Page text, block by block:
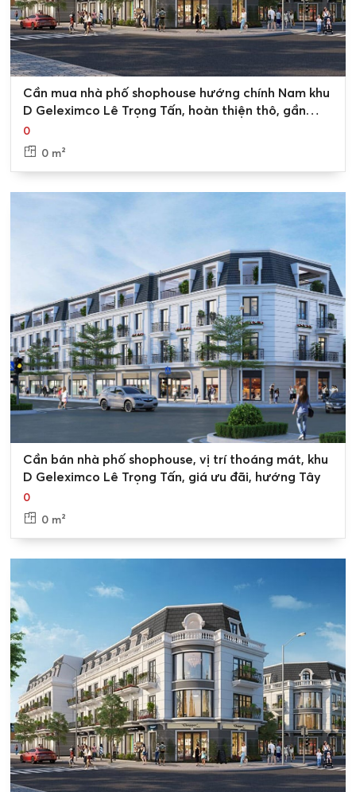
Cần mua nhà phố shophouse hướng chính Nam khu
D Geleximco Lê Trọng Tấn, hoàn thiện thô, gần
vườn hoa
0
0 m²
Cần bán nhà phố shophouse, vị trí thoáng mát, khu
D Geleximco Lê Trọng Tấn, giá ưu đãi, hướng Tây
0
0 m²